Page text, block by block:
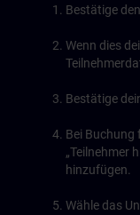
Bestätige
Wenn dies
Bestätige
Bei Buchung
„Teilnehmer
hinzufügen.
Wähle das